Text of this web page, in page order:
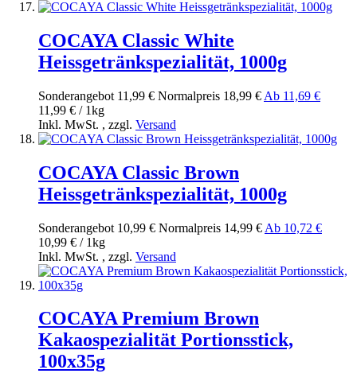
COCAYA Classic White
Heissgetränkspezialität, 1000g
Sonderangebot 11,99 € Normal­preis 18,99 € Ab 11,69 €
11,99 € / 1kg
Inkl. MwSt. , zzgl. Versand
COCAYA Classic Brown
Heissgetränkspezialität, 1000g
Sonderangebot 10,99 € Normal­preis 14,99 € Ab 10,72 €
10,99 € / 1kg
Inkl. MwSt. , zzgl. Versand
COCAYA Premium Brown
Kakaospezialität Portionsstick,
100x35g